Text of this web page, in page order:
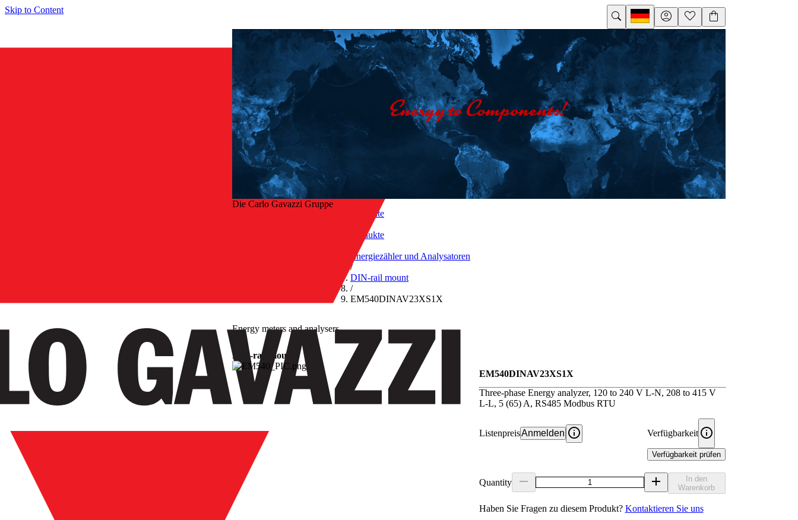
Skip to Content
Die Carlo Gavazzi Gruppe
Startseite
Produkte
Energiezähler und Analysatoren
/
DIN-rail mount
/
EM540DINAV23XS1X
Energy meters and analysers
DIN-rail mount
EM540DINAV23XS1X
Three-phase Energy analyzer, 120 to 240 V L-N, 208 to 415 V
L-L, 5 (65) A, RS485 Modbus RTU
ListenpreisAnmelden Verfügbarkeit
Verfügbarkeit prüfen
Quantity
In den
Warenkorb
Haben Sie Fragen zu diesem Produkt? Kontaktieren Sie uns